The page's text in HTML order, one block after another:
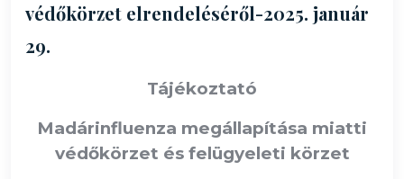
védőkörzet elrendeléséről-2025. január
29.
Tájékoztató
Madárinfluenza megállapítása miatti
védőkörzet és felügyeleti körzet